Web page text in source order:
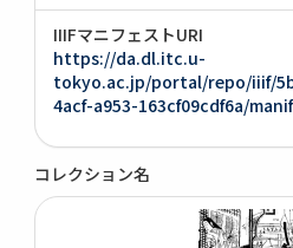
IIIFマニフェストURI
https://da.dl.itc.u-
tokyo.ac.jp/portal/repo/iiif/
4acf-a953-163cf09cdf6a/
コレクション名